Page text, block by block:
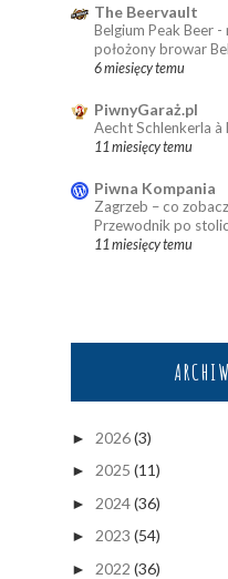
The Beervault
Belgium Peak Beer -
położony browar
6 miesięcy temu
PiwnyGaraż.pl
Aecht Schlenkerla à
11 miesięcy temu
Piwna Kompania
Zagrzeb – co
Przewodnik po
11 miesięcy temu
► 2026(3)
► 2025 (11)
► 2024(36)
► 2023 (54)
► 2022 (36)